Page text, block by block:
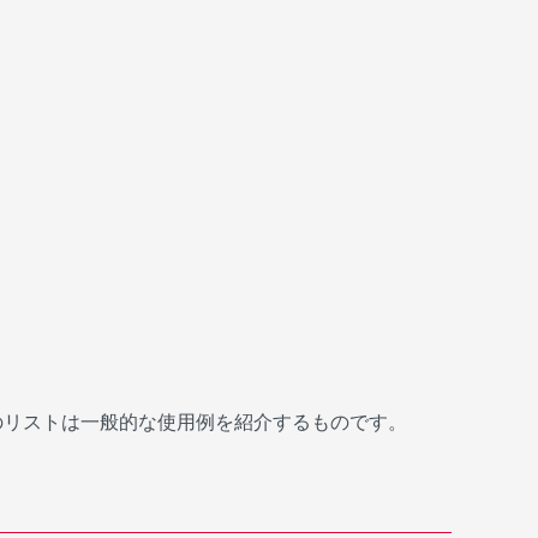
ストは一般的な使用例を紹介するものです。